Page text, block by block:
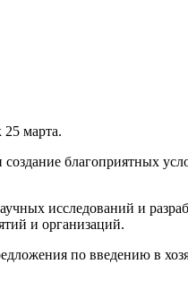
25 марта.
благоприятных
исследований и
и организаций.
по введению в